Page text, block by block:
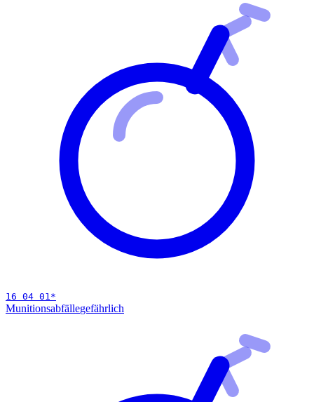
16 04 01*
Munitionsabfällegefährlich